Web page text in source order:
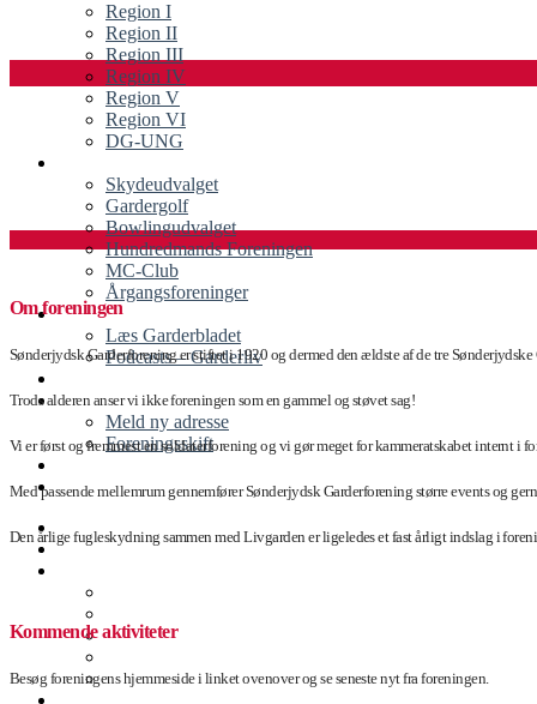
Region I
Region II
Region III
Region IV
Region V
Region VI
DG-UNG
Skydeudvalget
Gardergolf
Bowlingudvalget
Hundredmands Foreningen
MC-Club
Årgangsforeninger
GARDERBLADET
Læs Garderbladet
Podcasts – Garderliv
KONTAKT
Meld ny adresse
Foreningsskift
SEARCH
FORSIDEN
GARDERSHOP
Håndbogen
Ringetoner
Om foreningen
Sønderjydsk Garderforening er stiftet i 1920 og dermed den ældste af de tre Sønderjydske
Trods alderen anser vi ikke foreningen som en gammel og støvet sag!
Vi er først og fremmest en soldaterforening og vi gør meget for kammeratskabet internt
Med passende mellemrum gennemfører Sønderjydsk Garderforening større events og
Den årlige fugleskydning sammen med Livgarden er ligeledes et fast årligt indslag i
Kommende aktiviteter
Besøg foreningens hjemmeside i linket ovenover og se seneste nyt fra foreningen.